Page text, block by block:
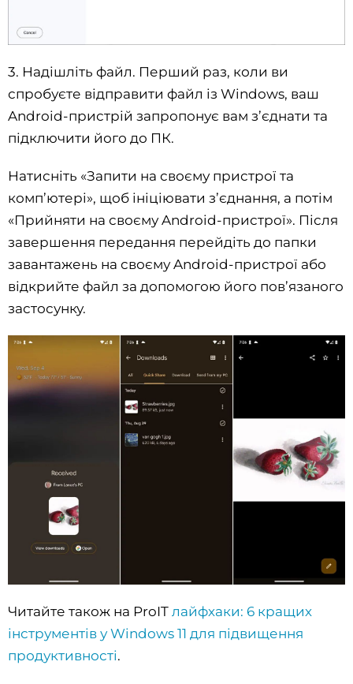
3. Надішліть файл. Перший раз, коли ви
спробуєте відправити файл із Windows, ваш
Android-пристрій запропонує вам з’єднати та
підключити його до ПК.
Натисніть «Запити на своєму пристрої та
комп’ютері», щоб ініціювати з’єднання, а потім
«Прийняти на своєму Android-пристрої». Після
завершення передання перейдіть до папки
завантажень на своєму Android-пристрої або
відкрийте файл за допомогою його пов’язаного
застосунку.
Читайте також на ProIT лайфхаки: 6 кращих
інструментів у Windows 11 для підвищення
продуктивності.